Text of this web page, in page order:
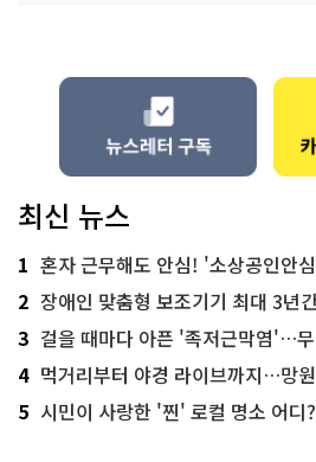
최신 뉴스
1 혼자 근무해도 안심! '소상공인안
2 장애인 맞춤형 보조기기 최대 3년간
3 걸을 때마다 아픈 '족저근막염'…무작정
4 먹거리부터 야경 라이브까지…망
5 시민이 사랑한 '찐' 로컬 명소 어디? '